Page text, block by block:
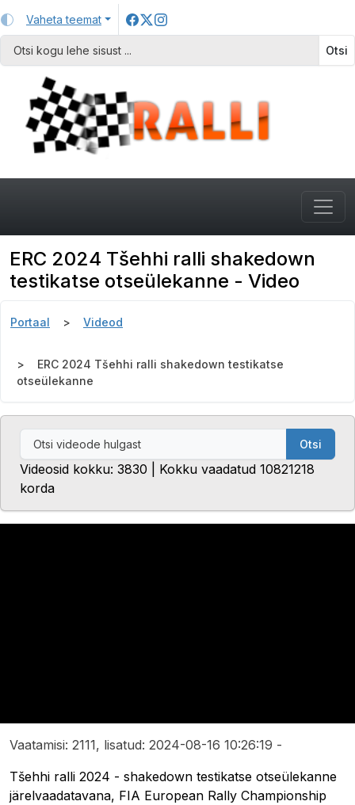
Vaheta teemat
Otsi
ERC 2024 Tšehhi ralli shakedown
testikatse otseülekanne - Video
Portaal Videod
ERC 2024 Tšehhi ralli shakedown testikatse
otseülekanne
Otsi
Videosid kokku: 3830 | Kokku vaadatud 10821218
korda
Vaatamisi: 2111, lisatud: 2024-08-16 10:26:19 -
Tšehhi ralli 2024 - shakedown testikatse otseülekanne
järelvaadatavana, FIA European Rally Championship